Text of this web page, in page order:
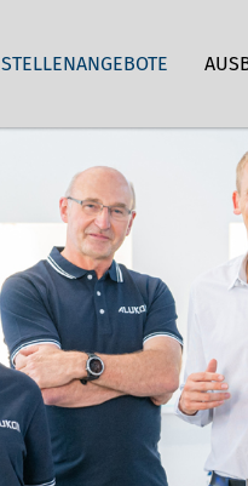
STELLENANGEBOTE